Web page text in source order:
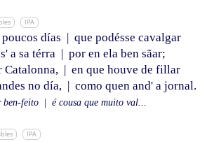
IPA
días | que podésse cavalgar
a sa térra | por en ela ben sãar;
Catalonna, | en que houve de fillar
no día, | como quen and' a jornal.
ben-feito é cousa que muito val...
IPA